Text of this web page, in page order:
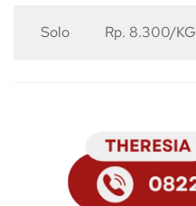
Solo Rp. 8.300/KG